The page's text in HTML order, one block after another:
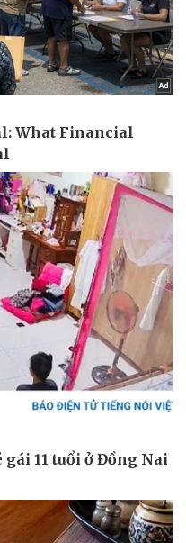
Tỷ giá
Chứng khoán
Giá cà phê